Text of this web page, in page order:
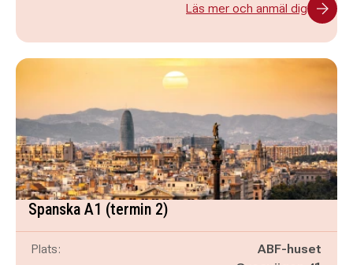
Läs mer och anmäl dig
Spanska A1 (termin 2)
Plats:
ABF-huset